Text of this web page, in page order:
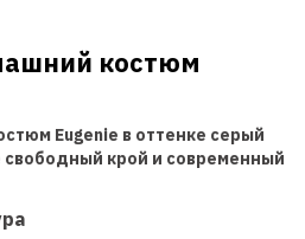
костюм
Eugenie в оттенке серый
свободный крой и современный